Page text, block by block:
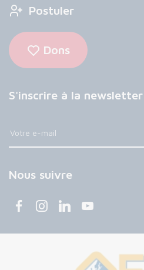
Postuler
Dons
S'inscrire à la newsletter
Nous suivre